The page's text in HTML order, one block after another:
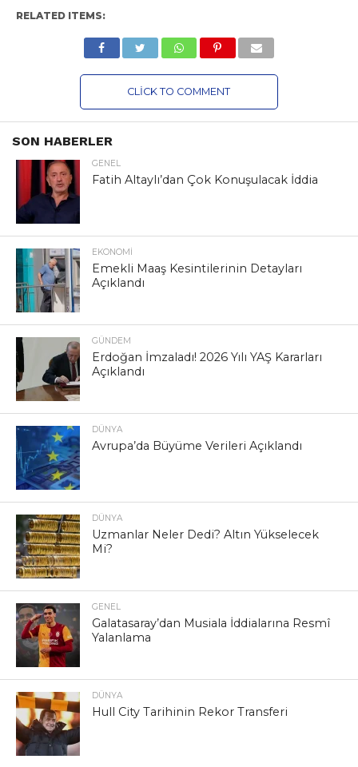
RELATED ITEMS:
CLICK TO COMMENT
SON HABERLER
GENEL
Fatih Altaylı’dan Çok Konuşulacak İddia
EKONOMI
Emekli Maaş Kesintilerinin Detayları
Açıklandı
GÜNDEM
Erdoğan İmzaladı! 2026 Yılı YAŞ Kararları
Açıklandı
DÜNYA
Avrupa’da Büyüme Verileri Açıklandı
DÜNYA
Uzmanlar Neler Dedi? Altın Yükselecek
Mi?
GENEL
Galatasaray’dan Musiala İddialarına Resmî
Yalanlama
DÜNYA
Hull City Tarihinin Rekor Transferi